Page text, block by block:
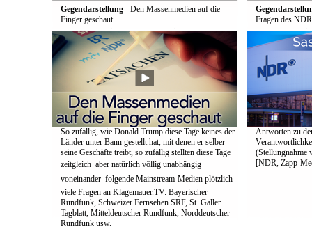
Gegendarstellung- Den Massenmedien auf die
Finger geschaut
So zufällig, wie Donald Trump diese Tage keines der
Länder unter Bann gestellt hat, mit denen er selber
seine Geschäfte treibt, so zufällig stellten diese Tage
zeitgleich  aber natürlich völlig unabhängig
voneinander  folgende Mainstream-Medien plötzlich
viele Fragen an Klagemauer.TV: Bayerischer
Rundfunk, Schweizer Fernsehen SRF, St. Galler
Tagblatt, Mitteldeutscher Rundfunk, Norddeutscher
Rundfunk usw.
Fragen des
Antworten zu
(Stellungnahme
[NDR, Zapp-